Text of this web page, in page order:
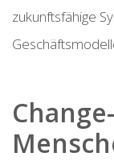
zukunftsfähige